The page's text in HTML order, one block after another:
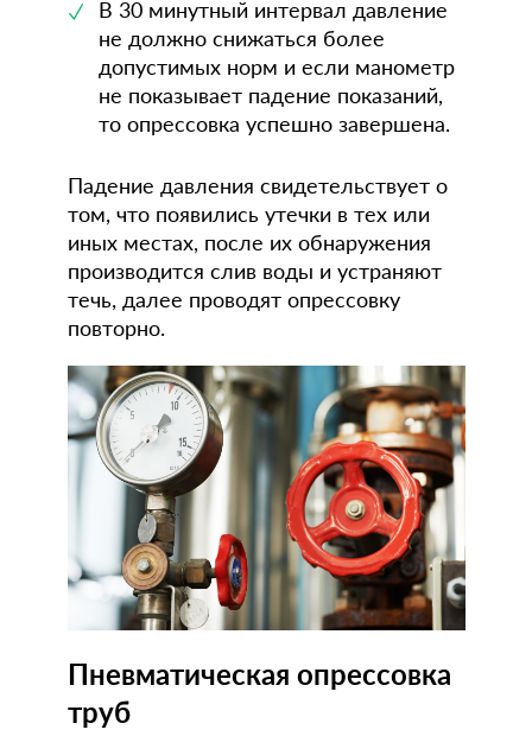
В 30 минутный интервал давление
не должно снижаться более
допустимых норм и если манометр
не показывает падение показаний,
то опрессовка успешно завершена.
Падение давления свидетельствует о
том, что появились утечки в тех или
иных местах, после их обнаружения
производится слив воды и устраняют
течь, далее проводят опрессовку
повторно.
Пневматическая опрессовка
труб